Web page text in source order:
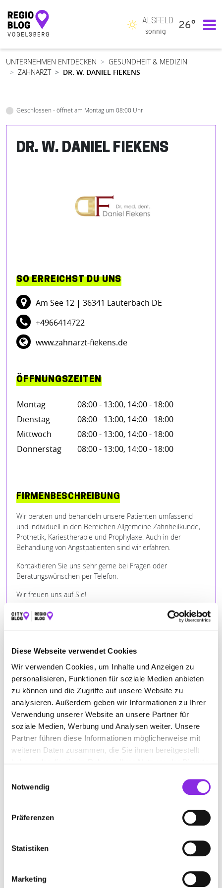
Diese Webseite verwendet Cookies
Wir verwenden Cookies, um Inhalte und Anzeigen zu
personalisieren, Funktionen für soziale Medien anbieten
zu können und die Zugriffe auf unsere Website zu
analysieren. Außerdem geben wir Informationen zu Ihrer
Verwendung unserer Website an unsere Partner für
soziale Medien, Werbung und Analysen weiter. Unsere
Partner führen diese Informationen möglicherweise mit
weiteren Daten zusammen, die Sie ihnen bereitgestellt
Notwendig
Präferenzen
Statistiken
Marketing
Hauptnavigation
ALSFELD
sonnig
26°
UNTERNEHMEN ENTDECKEN
GESUNDHEIT & MEDIZIN
ZAHNARZT
DR. W. DANIEL FIEKENS
Geschlossen - öffnet am Montag um 08:00 Uhr
DR. W. DANIEL FIEKENS
SO ERREICHST DU UNS
Am See 12 | 36341 Lauterbach DE
+4966414722
www.zahnarzt-fiekens.de
ÖFFNUNGSZEITEN
Montag
08:00 - 13:00, 14:00 - 18:00
Dienstag
08:00 - 13:00, 14:00 - 18:00
Mittwoch
08:00 - 13:00, 14:00 - 18:00
Donnerstag
08:00 - 13:00, 14:00 - 18:00
FIRMENBESCHREIBUNG
Wir beraten und behandeln unsere Patienten umfassend
und individuell in den Bereichen Allgemeine Zahnheilkunde,
Prothetik, Kariestherapie und Prophylaxe. Auch in der
Behandlung von Angstpatienten sind wir erfahren.
Kontaktieren Sie uns sehr gerne bei Fragen oder
Beratungswünschen per Telefon.
Wir freuen uns auf Sie!
Ihr Team der Zahnarztpraxis Dr. med. dent. Daniel Fiekens…
BILDER